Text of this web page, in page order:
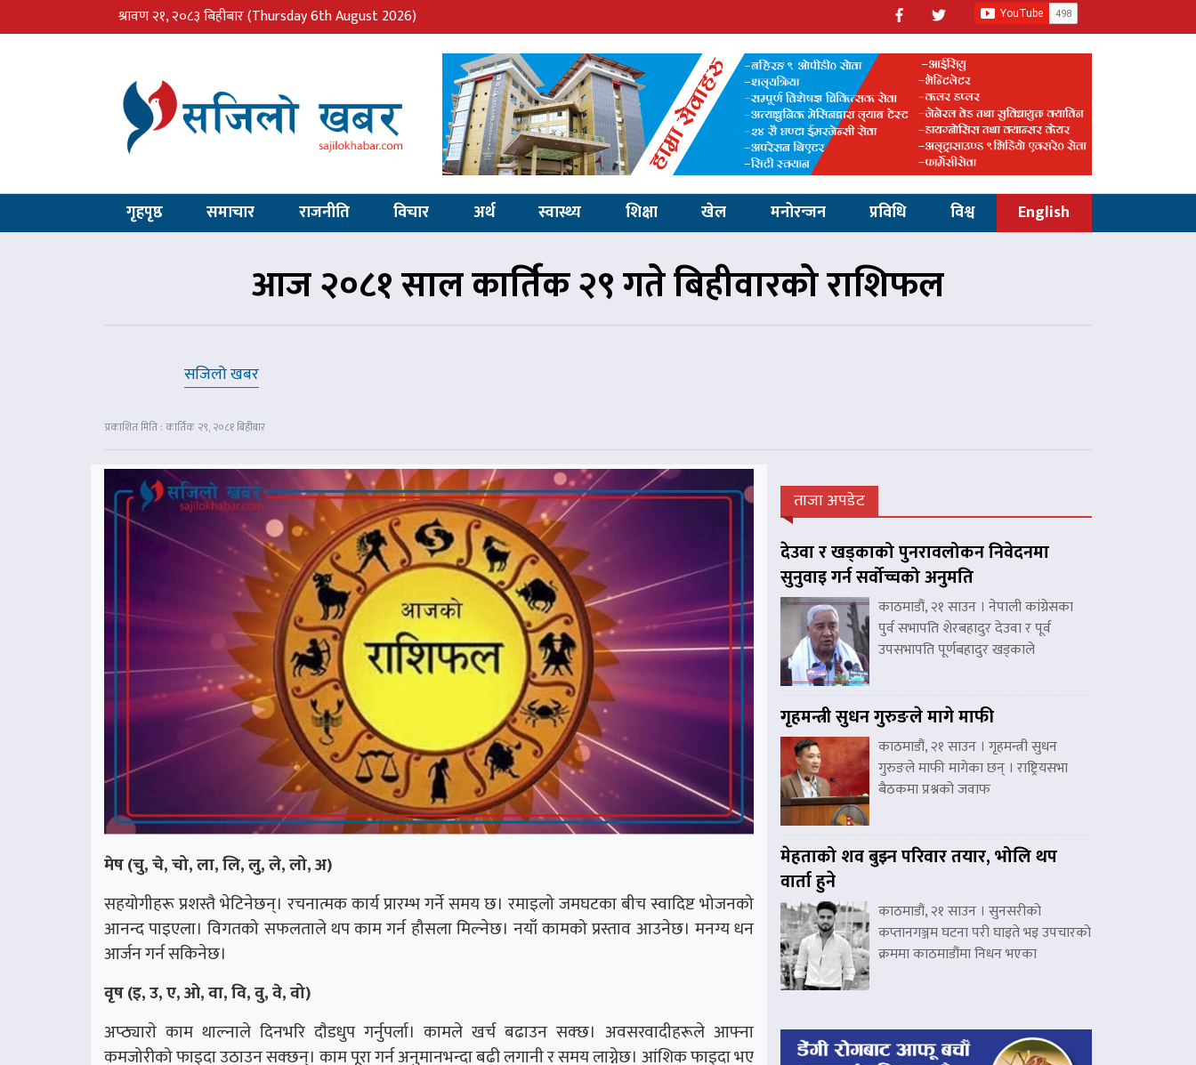
श्रावण २१, २०८३ बिहीबार(Thursday 6th August 2026)
गृहपृष्ठ समाचार राजनीति विचार अर्थ स्वास्थ्य शिक्षा खेल मनोरन्जन प्रविधि विश्व English
आज २०८१ साल कार्तिक २९ गते बिहीवारको राशिफल
सजिलो खबर
प्रकाशित मिति : कार्तिक २९, २०८१ बिहीबार
मेष (चु, चे, चो, ला, लि, लु, ले, लो, अ)
सहयोगीहरू प्रशस्तै भेटिनेछन्। रचनात्मक कार्य प्रारम्भ गर्ने समय छ। रमाइलो जमघटका बीच स्वादिष्ट भोजनको
आनन्द पाइएला। विगतको सफलताले थप काम गर्न हौसला मिल्नेछ। नयाँ कामको प्रस्ताव आउनेछ। मनग्य धन
आर्जन गर्न सकिनेछ।
वृष (इ, उ, ए, ओ, वा, वि, वु, वे, वो)
अप्ठ्याराे काम थाल्नाले दिनभरि दाैडधुप गर्नुपर्ला। कामले खर्च बढाउन सक्छ। अवसरवादीहरूले आफ्ना
कमजोरीको फाइदा उठाउन सक्छन्। काम पूरा गर्न अनुमानभन्दा बढी लगानी र समय लाग्नेछ। आंशिक फाइदा भए
ताजा अपडेट
देउवा र खड्काको पुनरावलोकन निवेदनमा
सुनुवाइ गर्न सर्वोच्चको अनुमति
काठमाडौं, २१ साउन । नेपाली कांग्रेसका
पुर्व सभापति शेरबहादुर देउवा र पूर्व
उपसभापति पूर्णबहादुर खड्काले
गृहमन्त्री सुधन गुरुङले मागे माफी
काठमाडौं, २१ साउन । गृहमन्त्री सुधन
गुरुङले माफी मागेका छन् । राष्ट्रियसभा
बैठकमा प्रश्नको जवाफ
मेहताको शव बुझ्न परिवार तयार, भोलि थप
वार्ता हुने
काठमाडौं, २१ साउन । सुनसरीको
कप्तानगञ्जम घटना परी घाइते भइ उपचारको
क्रममा काठमाडौंमा निधन भएका